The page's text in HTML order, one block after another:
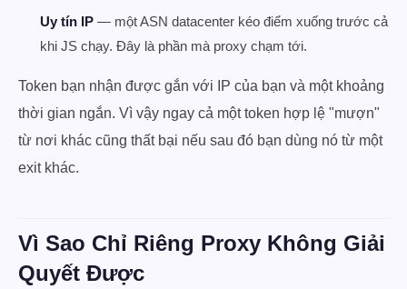
Uy tín IP — một ASN datacenter kéo điểm xuống trước cả
khi JS chạy. Đây là phần mà proxy chạm tới.
Token bạn nhận được gắn với IP của bạn và một khoảng
thời gian ngắn. Vì vậy ngay cả một token hợp lệ "mượn"
từ nơi khác cũng thất bại nếu sau đó bạn dùng nó từ một
exit khác.
Vì Sao Chỉ Riêng Proxy Không Giải
Quyết Được